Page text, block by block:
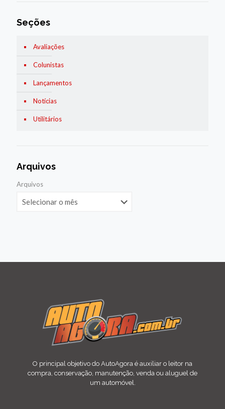
Seções
Avaliações
Colunistas
Lançamentos
Notícias
Utilitários
Arquivos
Arquivos
O principal objetivo do AutoAgora é auxiliar o leitor na
compra, conservação, manutenção, venda ou aluguel de
um automóvel.